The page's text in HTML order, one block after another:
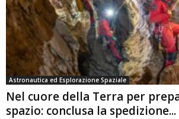
Astronautica ed Esplorazione Spaziale
Nel cuore della Terra per
spazio: conclusa la spedizione...